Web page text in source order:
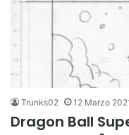
Trunks02 12 Marzo
Dragon Ball